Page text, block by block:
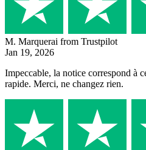
M. Marquerai from Trustpilot
Jan 19, 2026
Impeccable, la notice correspond à
rapide. Merci, ne changez rien.